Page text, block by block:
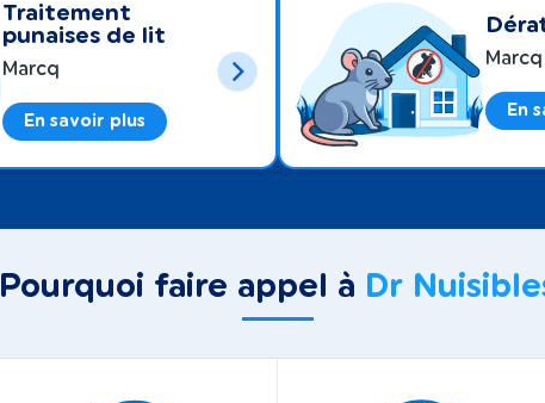
Traitement
punaises de lit
Marcq
En savoir plus
Marcq
En
Pourquoi faire appel à Dr